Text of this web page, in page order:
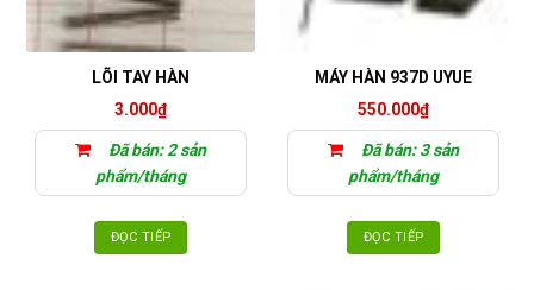
LÕI TAY HÀN
3.000₫
Đã bán: 2 sản
phẩm/tháng
ĐỌC TIẾP
MÁY HÀN 937D UYUE
550.000₫
Đã bán: 3 sản
phẩm/tháng
ĐỌC TIẾP